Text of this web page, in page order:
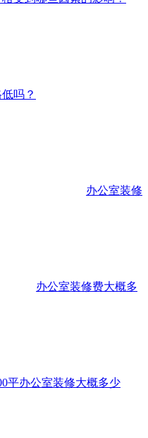
吗？
办公室装修
办公室装修费大概多
平办公室装修大概多少